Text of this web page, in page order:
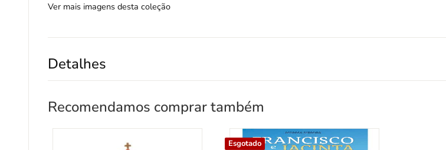
Ver mais imagens desta coleção
Detalhes
Recomendamos comprar também
Esgotado